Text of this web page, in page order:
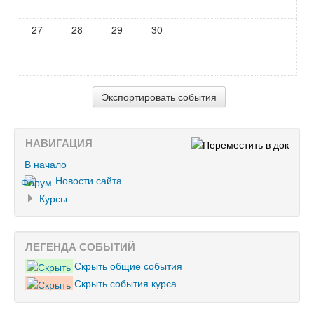
27 28 29 30
НАВИГАЦИЯ
В начало
Новости сайта
Курсы
ЛЕГЕНДА СОБЫТИЙ
Скрыть общие события
Скрыть события курса